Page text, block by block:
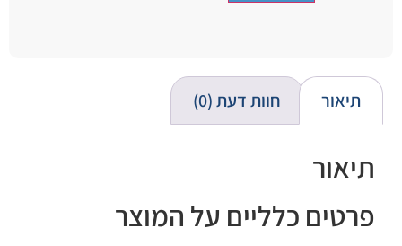
תיאור חוות דעת (0)
תיאור
פרטים כלליים על המוצר